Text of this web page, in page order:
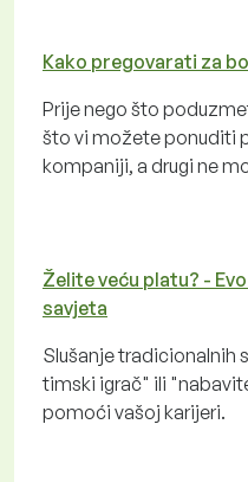
Kako pregovarati za
Prije nego što
što vi možete ponuditi
kompaniji, a drugi ne
Želite veću platu? -
savjeta
Slušanje tradicionalnih
timski igrač" ili
pomoći vašoj karijeri.